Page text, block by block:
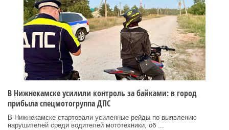
В Нижнекамске усилили контроль за байками: в город
прибыла спецмотогруппа ДПС
В Нижнекамске стартовали усиленные рейды по выявлению
нарушителей среди водителей мототехники, об ...